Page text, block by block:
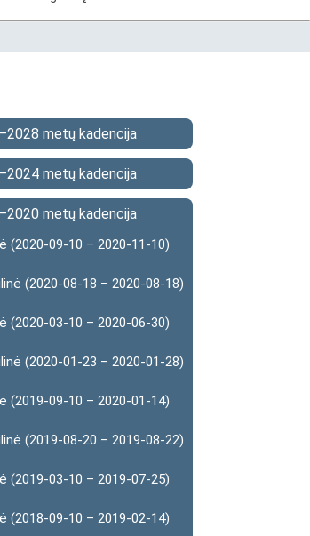
metų kadencija
metų kadencija
metų kadencija
(2020-09-10 – 2020-11-10)
(2020-08-18 – 2020-08-18)
(2020-03-10 – 2020-06-30)
(2020-01-23 – 2020-01-28)
(2019-09-10 – 2020-01-14)
(2019-08-20 – 2019-08-22)
(2019-03-10 – 2019-07-25)
(2018-09-10 – 2019-02-14)